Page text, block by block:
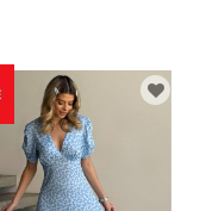
ДЕТАЛЬНІШЕ